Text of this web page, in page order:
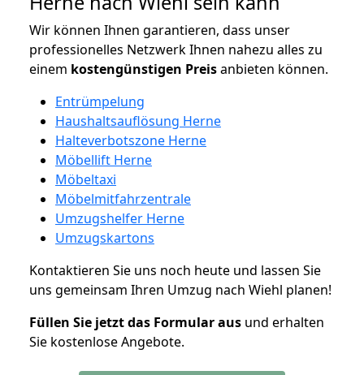
Wir können Ihnen garantieren, dass unser
professionelles Netzwerk Ihnen nahezu alles zu
einem kostengünstigen Preisanbieten können.
Entrümpelung
Haushaltsauflösung Herne
Halteverbotszone Herne
Möbellift Herne
Möbeltaxi
Möbelmitfahrzentrale
Umzugshelfer Herne
Umzugskartons
Kontaktieren Sie uns noch heute und lassen Sie
uns gemeinsam Ihren Umzug nach Wiehl planen!
Füllen Sie jetzt das Formular aus und erhalten
Sie kostenlose Angebote.